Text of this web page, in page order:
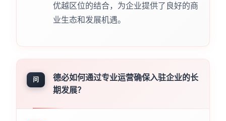
优越区位的结合，为企业提供了良好的商
业生态和发展机遇。
问
德必如何通过专业运营确保入驻企业的长
期发展？